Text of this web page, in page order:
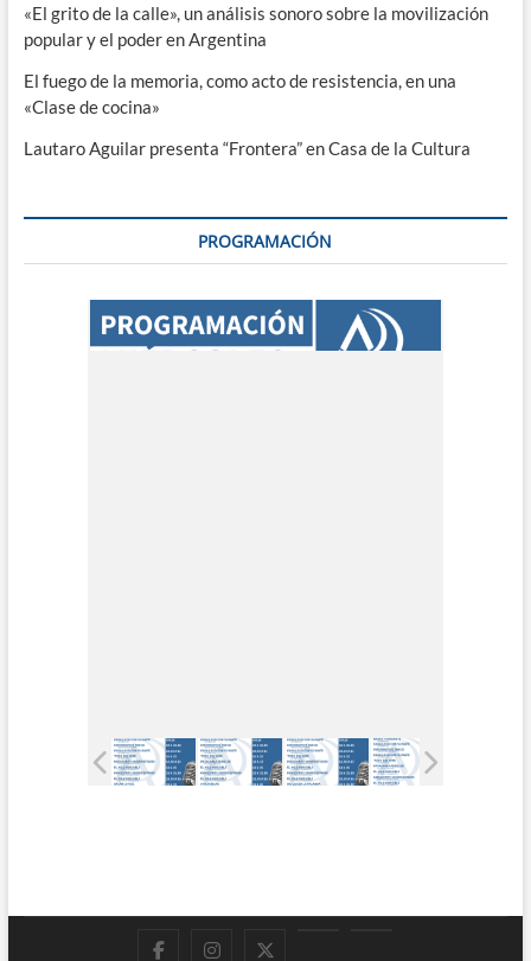
«El grito de la calle», un análisis sonoro sobre la movilización
popular y el poder en Argentina
El fuego de la memoria, como acto de resistencia, en una
«Clase de cocina»
Lautaro Aguilar presenta “Frontera” en Casa de la Cultura
PROGRAMACIÓN
FacebookInstagram